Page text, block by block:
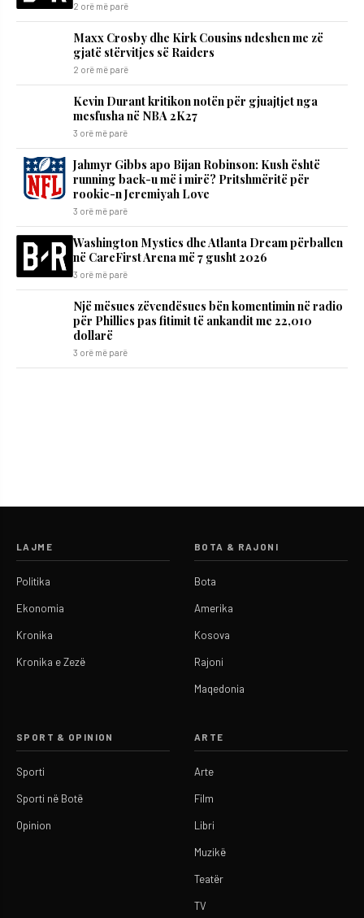
2 orë më parë
Maxx Crosby dhe Kirk Cousins ndeshen me zë
gjatë stërvitjes së Raiders
2 orë më parë
Kevin Durant kritikon notën për gjuajtjet nga
mesfusha në NBA 2K27
3 orë më parë
Jahmyr Gibbs apo Bijan Robinson: Kush është
running back-u më i mirë? Pritshmëritë për
rookie-n Jeremiyah Love
3 orë më parë
Washington Mystics dhe Atlanta Dream përballen
në CareFirst Arena më 7 gusht 2026
3 orë më parë
Një mësues zëvendësues bën komentimin në radio
për Phillies pas fitimit të ankandit me 22,010
dollarë
3 orë më parë
LAJME
Politika
Ekonomia
Kronika
Kronika e Zezë
BOTA & RAJONI
Bota
Amerika
Kosova
Rajoni
Maqedonia
SPORT & OPINION
Sporti
Sporti në Botë
Opinion
ARTE
Arte
Film
Libri
Muzikë
Teatër
TV